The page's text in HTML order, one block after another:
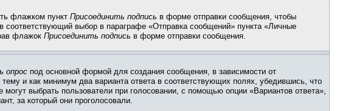
флажком пункт Присоединить подпись в форме отправки сообщения, чтобы
выбор в параграфе «Отправка сообщений» пункта «Личные
флажок Присоединить подпись в форме отправки сообщения.
опрос под основной формой для создания сообщения, в зависимости от
и как минимум два варианта ответа в соответствующих полях, убедившись, что
выбрать пользователи при голосовании, с помощью опции «Вариантов ответа»,
за который они проголосовали.